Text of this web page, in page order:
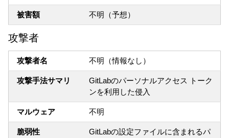
被害額 不明（予想）
攻撃者
攻撃者名 不明（情報なし）
攻撃手法サマリ
GitLabのパーソナルアクセス トーク
ンを利用した侵入
マルウェア 不明
脆弱性
GitLabの設定ファイルに含まれるパ